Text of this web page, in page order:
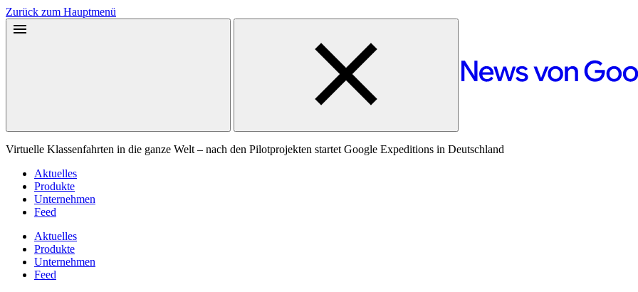
Zurück zum Hauptmenü
Virtuelle Klassenfahrten in die ganze Welt ‒ nach den Pilotprojekten startet Google Expeditions in Deutschland
Aktuelles
Produkte
Unternehmen
Feed
Aktuelles
Produkte
Unternehmen
Feed